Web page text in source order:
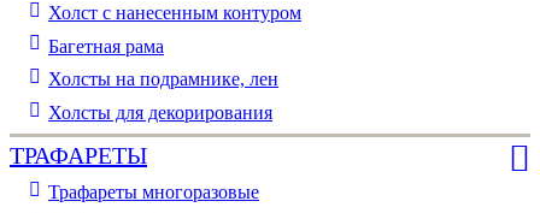
Холст с нанесенным контуром
Багетная рама
Холсты на подрамнике, лен
Холсты для декорирования
ТРАФАРЕТЫ
Трафареты многоразовые